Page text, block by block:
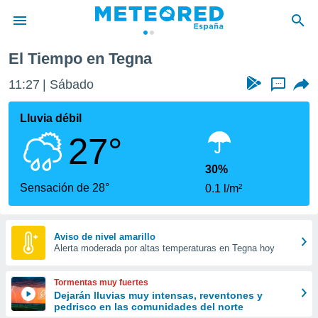
de
por
se
calidad.
a este
las
y
forma
digital
basada
El Tiempo en Tegna
11:27 Sábado ...
Lluvia débil
27°
Sensación de 28°
30%
0.1 l/m²
Aviso de nivel amarillo
Alerta moderada por altas temperaturas en Tegna hoy
Tormentas muy fuertes
Dejarán lluvias muy intensas, reventones y
pedrisco en las comunidades del norte